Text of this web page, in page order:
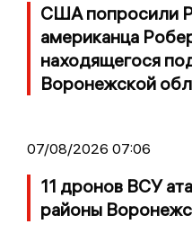
США попросили
американца
находящегося
Воронежской
07/08/2026 07:06
11 дронов ВСУ
районы